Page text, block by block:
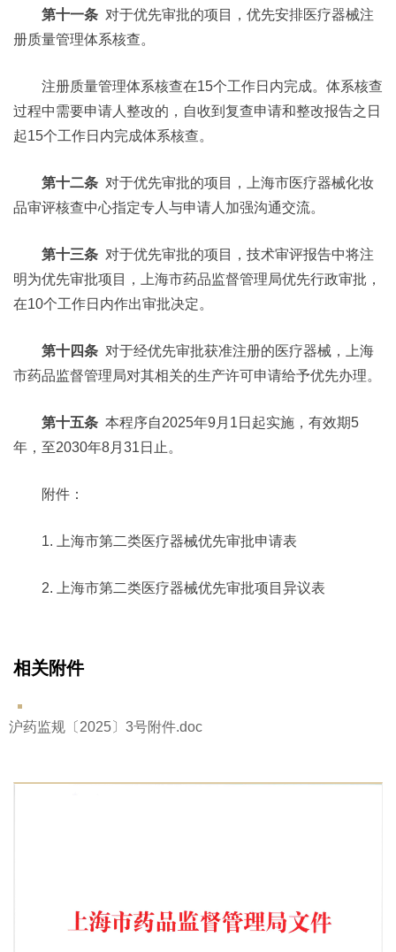
第十一条 对于优先审批的项目，优先安排医疗器械注
册质量管理体系核查。
注册质量管理体系核查在15个工作日内完成。体系核查
过程中需要申请人整改的，自收到复查申请和整改报告之日
起15个工作日内完成体系核查。
第十二条 对于优先审批的项目，上海市医疗器械化妆
品审评核查中心指定专人与申请人加强沟通交流。
第十三条 对于优先审批的项目，技术审评报告中将注
明为优先审批项目，上海市药品监督管理局优先行政审批，
在10个工作日内作出审批决定。
第十四条 对于经优先审批获准注册的医疗器械，上海
市药品监督管理局对其相关的生产许可申请给予优先办理。
第十五条 本程序自2025年9月1日起实施，有效期5
年，至2030年8月31日止。
附件：
1. 上海市第二类医疗器械优先审批申请表
2. 上海市第二类医疗器械优先审批项目异议表
相关附件
沪药监规〔2025〕3号附件.doc